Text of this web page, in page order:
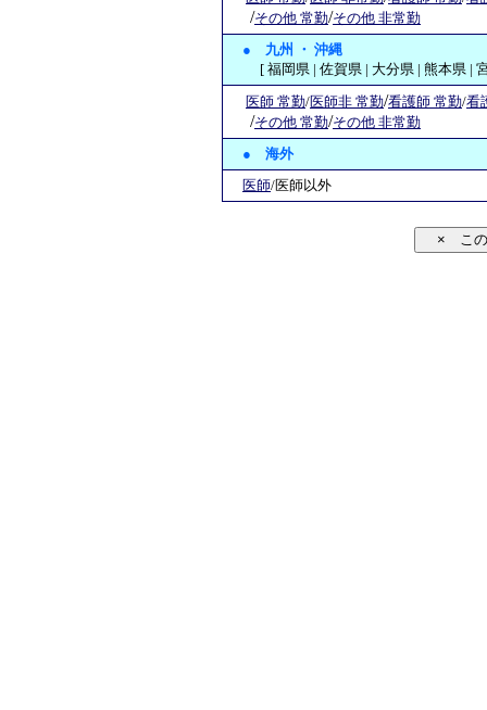
/その他 常勤/その他 非常勤
● 九州 ・ 沖縄
[ 福岡県 | 佐賀県 | 大分県 | 熊本県 |
医師 常勤/医師非 常勤/看護師 常勤/看
/その他 常勤/その他 非常勤
● 海外
医師/医師以外